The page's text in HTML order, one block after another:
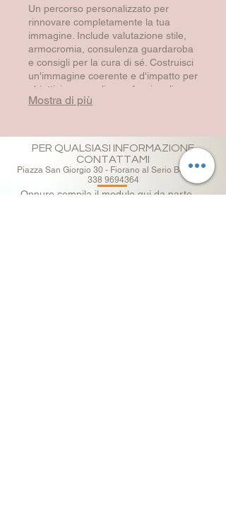
Un percorso personalizzato per
rinnovare completamente la tua
immagine. Include valutazione stile,
armocromia, consulenza guardaroba
e consigli per la cura di sé. Costruisci
un'immagine coerente e d'impatto per
obiettivi personali o professionali.
Ottieni gli strumenti per presentarti al
Mostra di più
PER QUALSIASI INFORMAZIONE
CONTATTAMI
Piazza San Giorgio 30 - Fiorano al Serio Bergamo
338 9694364
Oppure compila il modulo qui da parte